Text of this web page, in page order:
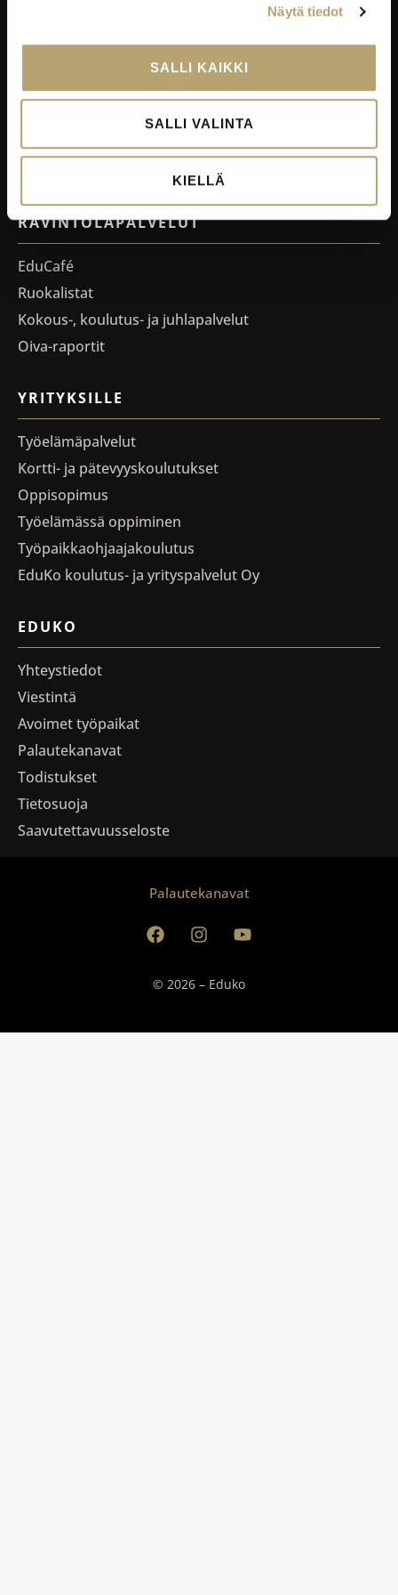
Näytä tiedot
SALLI KAIKKI
SALLI VALINTA
KIELLÄ
Microsoft 365
MyEdu
RAVINTOLAPALVELUT
EduCafé
Ruokalistat
Kokous-, koulutus- ja juhlapalvelut
Oiva-raportit
YRITYKSILLE
Työelämäpalvelut
Kortti- ja pätevyyskoulutukset
Oppisopimus
Työelämässä oppiminen
Työpaikkaohjaajakoulutus
EduKo koulutus- ja yrityspalvelut Oy
EDUKO
Yhteystiedot
Viestintä
Avoimet työpaikat
Palautekanavat
Todistukset
Tietosuoja
Saavutettavuusseloste
© 2026 – Eduko
Palautekanavat